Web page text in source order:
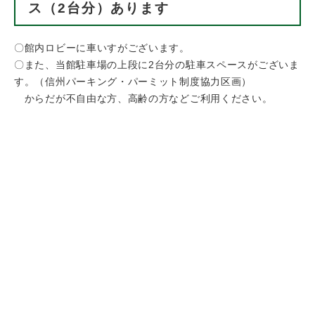
ス（2台分）あります
〇館内ロビーに車いすがございます。
〇また、当館駐車場の上段に2台分の駐車スペースがございま
す。（信州パーキング・パーミット制度協力区画）
からだが不自由な方、高齢の方などご利用ください。